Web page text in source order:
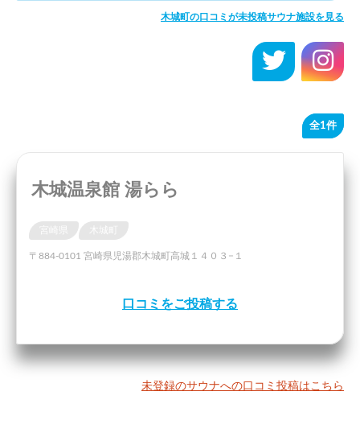
木城町の口コミが未投稿サウナ施設を見る
全1件
木城温泉館 湯らら
〒884-0101 宮崎県児湯郡木城町高城１４０３−１
口コミをご投稿する
未登録のサウナへの口コミ投稿はこちら